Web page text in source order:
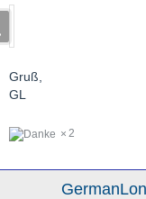
Gruß,
GL
2